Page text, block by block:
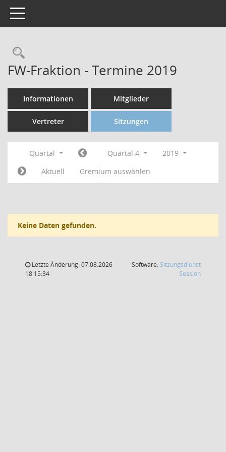
Toggle navigation
FW-Fraktion - Termine 2019
Informationen Mitglieder
Vertreter Sitzungen
Quartal Quartal 4
2019
Aktuell
Gremium auswählen
Keine Daten gefunden.
Letzte Änderung: 07.08.2026
18:15:34
Software: Sitzungsdienst
Session(Wird in